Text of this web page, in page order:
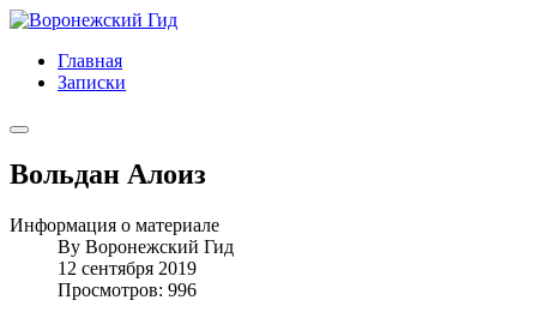
Главная
Записки
Вольдан Алоиз
Информация о материале
By Воронежский Гид
12 сентября 2019
Просмотров: 996